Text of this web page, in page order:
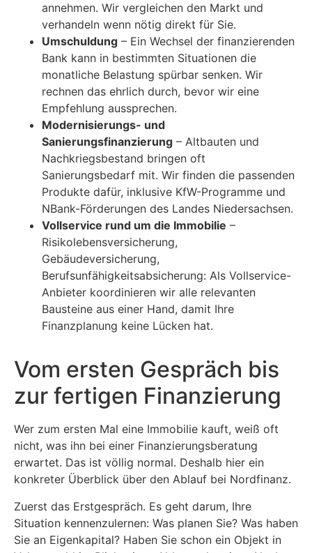
annehmen. Wir vergleichen den Markt und
verhandeln wenn nötig direkt für Sie.
Umschuldung – Ein Wechsel der finanzierenden
Bank kann in bestimmten Situationen die
monatliche Belastung spürbar senken. Wir
rechnen das ehrlich durch, bevor wir eine
Empfehlung aussprechen.
Modernisierungs- und
Sanierungsfinanzierung – Altbauten und
Nachkriegsbestand bringen oft
Sanierungsbedarf mit. Wir finden die passenden
Produkte dafür, inklusive KfW-Programme und
NBank-Förderungen des Landes Niedersachsen.
Vollservice rund um die Immobilie –
Risikolebensversicherung,
Gebäudeversicherung,
Berufsunfähigkeitsabsicherung: Als Vollservice-
Anbieter koordinieren wir alle relevanten
Bausteine aus einer Hand, damit Ihre
Finanzplanung keine Lücken hat.
Vom ersten Gespräch bis
zur fertigen Finanzierung
Wer zum ersten Mal eine Immobilie kauft, weiß oft
nicht, was ihn bei einer Finanzierungsberatung
erwartet. Das ist völlig normal. Deshalb hier ein
konkreter Überblick über den Ablauf bei Nordfinanz.
Zuerst das Erstgespräch. Es geht darum, Ihre
Situation kennenzulernen: Was planen Sie? Was haben
Sie an Eigenkapital? Haben Sie schon ein Objekt in